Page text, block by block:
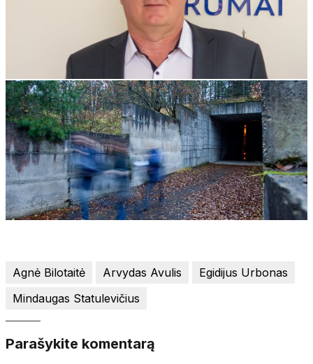
Agnė Bilotaitė Arvydas Avulis
Egidijus Urbonas
Mindaugas Statulevičius
Parašykite komentarą